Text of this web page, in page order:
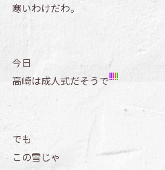
寒いわけだわ。
今日
高崎は成人式だそうで
でも
この雪じゃ